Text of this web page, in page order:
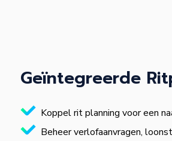
Geïntegreerde
Koppel rit planning voor een
Beheer verlofaanvragen,